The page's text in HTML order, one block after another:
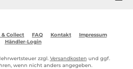
& Collect FAQ Kontakt
Impressum
Händler-Login
zzgl. Versandkosten und ggf.
wenn nicht anders angegeben.